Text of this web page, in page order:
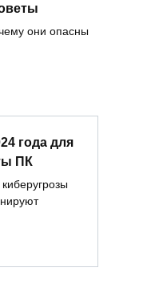
они опасны
года для
ПК